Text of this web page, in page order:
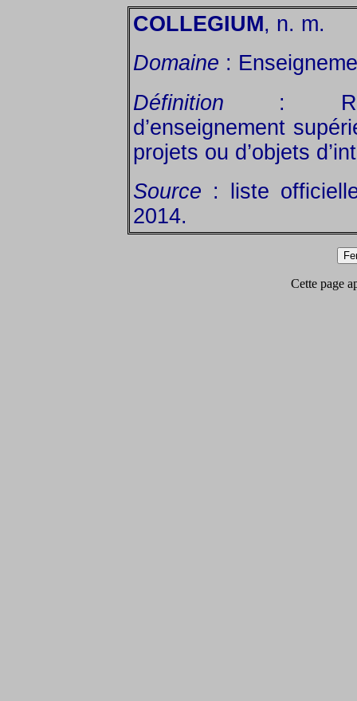
COLLEGIUM, n. m.
Domaine :
Définition :
d’enseignement
projets ou d’objets
Source : liste
2014.
Cette page